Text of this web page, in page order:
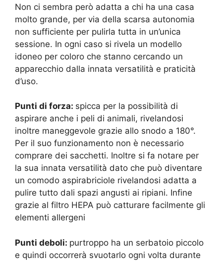
Non ci sembra però adatta a chi ha una casa
molto grande, per via della scarsa autonomia
non sufficiente per pulirla tutta in un’unica
sessione. In ogni caso si rivela un modello
idoneo per coloro che stanno cercando un
apparecchio dalla innata versatilità e praticità
d’uso.
Punti di forza: spicca per la possibilità di
aspirare anche i peli di animali, rivelandosi
inoltre maneggevole grazie allo snodo a 180°.
Per il suo funzionamento non è necessario
comprare dei sacchetti. Inoltre si fa notare per
la sua innata versatilità dato che può diventare
un comodo aspirabriciole rivelandosi adatta a
pulire tutto dali spazi angusti ai ripiani. Infine
grazie al filtro HEPA può catturare facilmente gli
elementi allergeni
Punti deboli: purtroppo ha un serbatoio piccolo
e quindi occorrerà svuotarlo ogni volta durante